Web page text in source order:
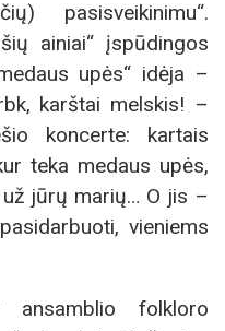
pasisveikinimu“.
ainiai“ įspūdingos
upės“ idėja –
karštai melskis! –
koncerte: kartais
teka medaus upės,
jūrų marių… O jis –
vieniems
ansamblio folkloro